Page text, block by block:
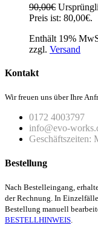
90,00€
Preis ist: 80,00€.
Enthält 19%
zzgl. Versand
Kontakt
Wir freuen uns über Ihre
0172 4003797
info@evo-
Geschäftszeiten:
Bestellung
Nach Bestelleingang,
der Rechnung. In
Bestellung manuell
BESTELLHINWEIS